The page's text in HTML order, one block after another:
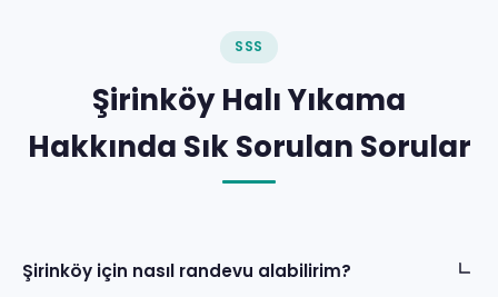
SSS
Şirinköy Halı Yıkama
Hakkında Sık Sorulan Sorular
Şirinköy için nasıl randevu alabilirim?